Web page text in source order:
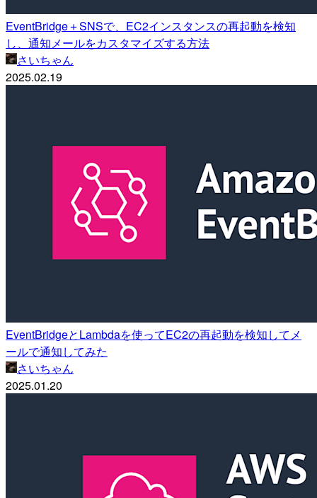
EventBridge＋SNSで、EC2インスタンスの再起動を検知
し、通知メールをカスタマイズする方法
さいちゃん
2025.02.19
EventBridgeとLambdaを使ってEC2の再起動を検知してメ
ールで通知してみた
さいちゃん
2025.01.20